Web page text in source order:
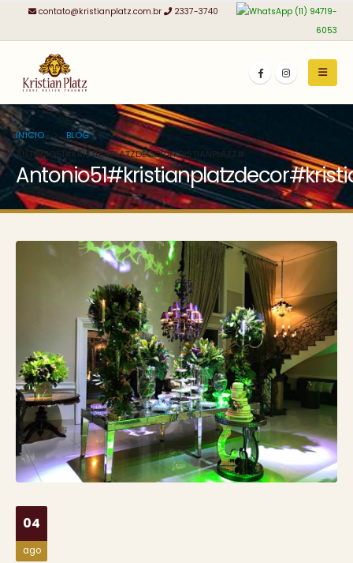
contato@kristianplatz.com.br 2337-3740
(11) 94719-
6053
INÍCIO
BLOG
ANTONIO51#KRISTIANPLATZDECOR#KRISTIANPLATZ#
04
ago